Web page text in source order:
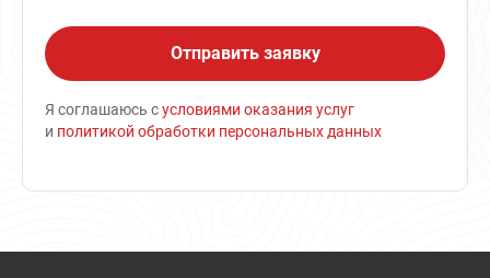
Я соглашаюсь сусловиями оказания услуг
и политикой обработки персональных данных